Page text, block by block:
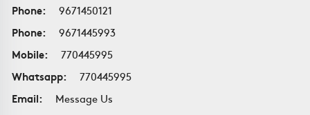
Phone:
9671450121
Phone:
9671445993
Mobile:
770445995
Whatsapp:
770445995
Email:
Message Us